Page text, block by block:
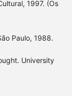
1997. (Os
Paulo, 1988.
University